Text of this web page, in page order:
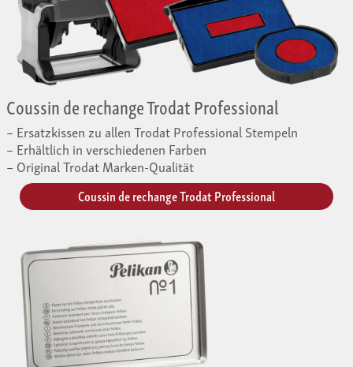
Coussin de rechange Trodat Professional
Ersatzkissen zu allen Trodat Professional Stempeln
Erhältlich in verschiedenen Farben
Original Trodat Marken-Qualität
Coussin de rechange Trodat Professional